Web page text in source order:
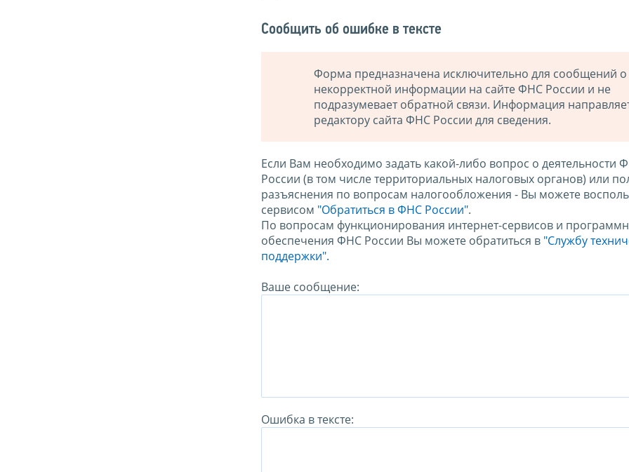
Сообщить об ошибке в тексте
Форма предназначена исключительно для сообщений о
некорректной информации на сайте ФНС России и не
подразумевает обратной связи. Информация
редактору сайта ФНС России для сведения.
Если Вам необходимо задать какой-либо вопрос о деятельности
России (в том числе территориальных налоговых органов) или
разъяснения по вопросам налогообложения - Вы можете
сервисом "Обратиться в ФНС России".
По вопросам функционирования интернет-сервисов и
обеспечения ФНС России Вы можете обратиться в "Службу
поддержки".
Ваше сообщение:
Ошибка в тексте: